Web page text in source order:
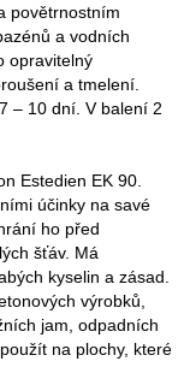
povětrnostním
a vodních
opravitelný
a tmelení.
– 10 dní. V balení 2
Estedien EK 90.
účinky na savé
ho před
šťáv. Má
kyselin a zásad.
výrobků,
jam, odpadních
na plochy, které